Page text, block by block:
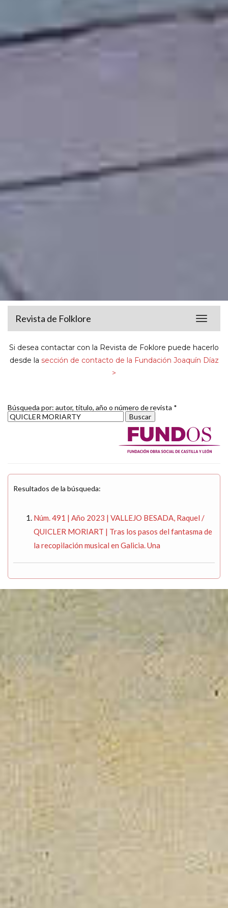
Toggle
Revista de Folklore
Si desea contactar con la Revista de Foklore puede hacerlo
desde la sección de contacto de la Fundación Joaquín Díaz
>
Búsqueda por: autor, título, año o número de revista *
Resultados de la búsqueda:
Núm. 491 | Año 2023 | VALLEJO BESADA, Raquel /
QUICLER MORIART | Tras los pasos del fantasma de
la recopilación musical en Galicia. Una